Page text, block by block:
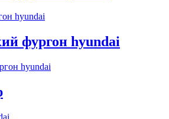
фургон hyundai